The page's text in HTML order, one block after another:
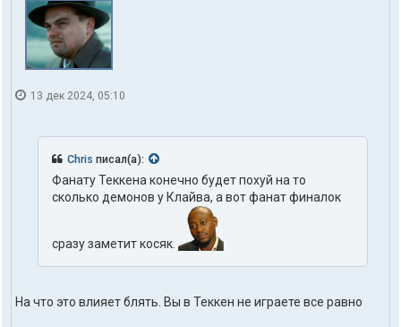
o
m
13 дек 2024, 05:10
Chris писал(а):
Фанату Теккена конечно будет похуй на то
сколько демонов у Клайва, а вот фанат финалок
сразу заметит косяк.
На что это влияет блять. Вы в Теккен не играете все равно